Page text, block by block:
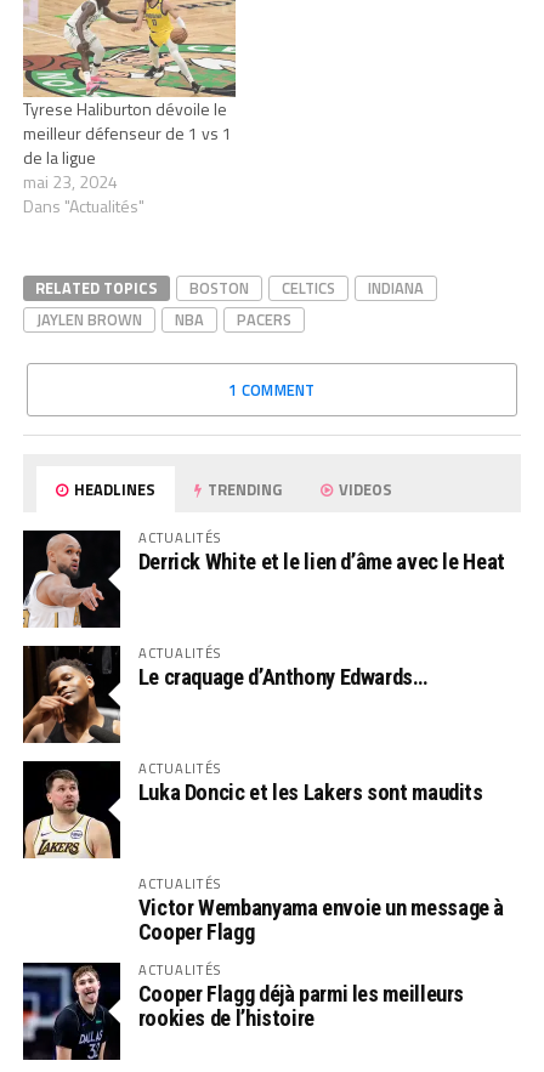
Tyrese Haliburton dévoile le
meilleur défenseur de 1 vs 1
de la ligue
mai 23, 2024
Dans "Actualités"
RELATED TOPICS BOSTON CELTICS
INDIANA
JAYLEN BROWN
NBA PACERS
1 COMMENT
HEADLINES TRENDING VIDEOS
ACTUALITÉS
Derrick White et le lien d’âme avec le Heat
ACTUALITÉS
Le craquage d’Anthony Edwards…
ACTUALITÉS
Luka Doncic et les Lakers sont maudits
ACTUALITÉS
Victor Wembanyama envoie un message à
Cooper Flagg
ACTUALITÉS
Cooper Flagg déjà parmi les meilleurs
rookies de l’histoire